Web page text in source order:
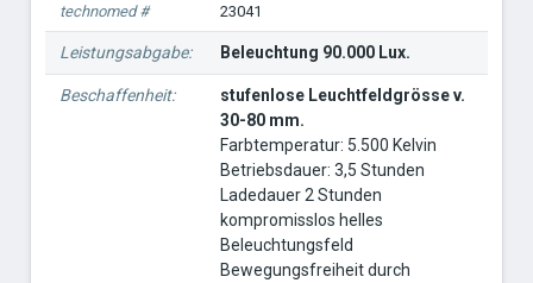
technomed # 23041
Leistungsabgabe: Beleuchtung 90.000 Lux.
Beschaffenheit:
stufenlose Leuchtfeldgrösse v.
30-80 mm.
Farbtemperatur: 5.500 Kelvin
Betriebsdauer: 3,5 Stunden
Ladedauer 2 Stunden
kompromisslos helles
Beleuchtungsfeld
Bewegungsfreiheit durch